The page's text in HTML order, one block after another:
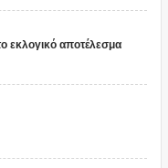
εκλογικό αποτέλεσμα